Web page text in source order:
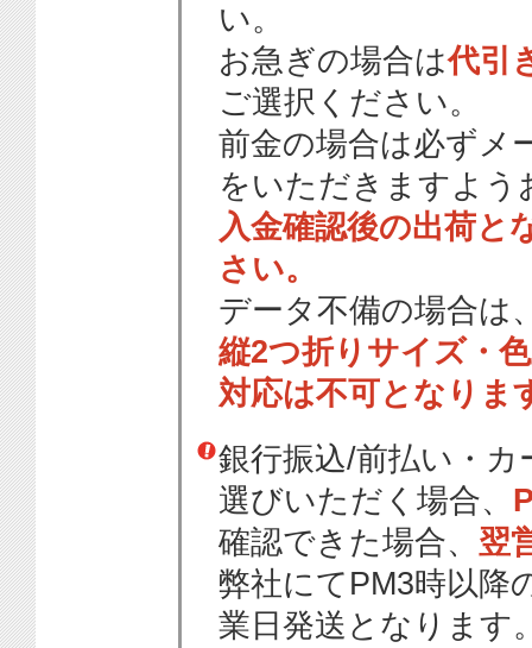
い。
お急ぎの場合は代引
ご選択ください。
前金の場合は必ずメ
をいただきますよう
入金確認後の出荷と
さい。
データ不備の場合は
縦2つ折りサイズ・
対応は不可となりま
銀行振込/前払い・
選びいただく場合、
確認できた場合、 翌
弊社にてPM3時以降
業日発送となります